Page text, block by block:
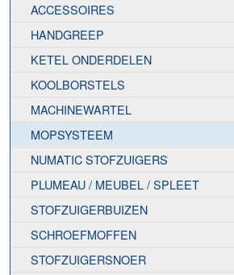
ACCESSOIRES
HANDGREEP
KETEL ONDERDELEN
KOOLBORSTELS
MACHINEWARTEL
MOPSYSTEEM
NUMATIC STOFZUIGERS
PLUMEAU / MEUBEL / SPLEET
STOFZUIGERBUIZEN
SCHROEFMOFFEN
STOFZUIGERSNOER